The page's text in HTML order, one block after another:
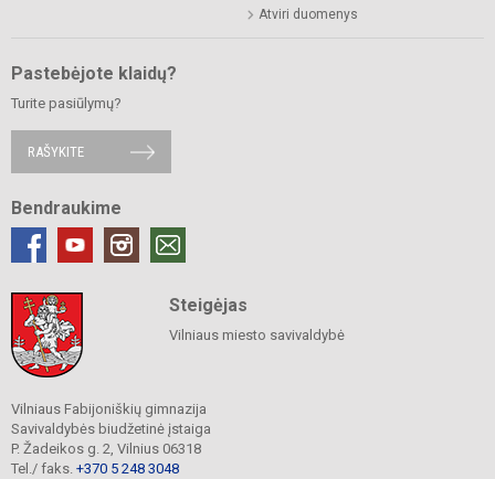
Atviri duomenys
Pastebėjote klaidų?
Turite pasiūlymų?
RAŠYKITE
Bendraukime
Steigėjas
Vilniaus miesto savivaldybė
Vilniaus Fabijoniškių gimnazija
Savivaldybės biudžetinė įstaiga
P. Žadeikos g. 2, Vilnius 06318
Tel./ faks. +370 5 248 3048